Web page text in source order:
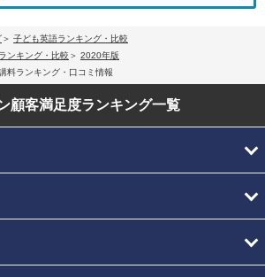
子ども英語ランキング・比較
ンキング・比較
2020年版
料ランキング・口コミ情報
顧客満足度ランキング一覧